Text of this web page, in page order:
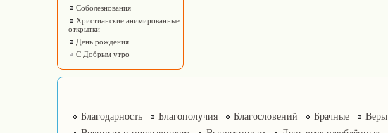
Соболезнования
Христианские анимированные
открытки
День рождения
С Добрым утро
Благодарность Благополучия Благословений Брачные Веры